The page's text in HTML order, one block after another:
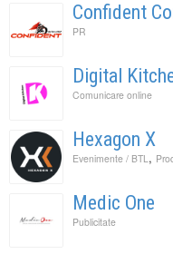
Confident
PR
Digital
Comunicare online
Hexagon X
Evenimente / BTL,
Medic One
Publicitate